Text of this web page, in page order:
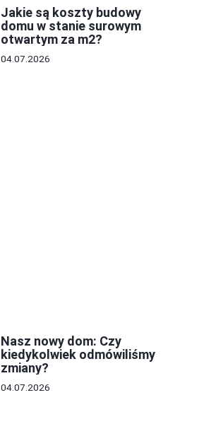
Jakie są koszty budowy
domu w stanie surowym
otwartym za m2?
04.07.2026
Nasz nowy dom: Czy
kiedykolwiek odmówiliśmy
zmiany?
04.07.2026